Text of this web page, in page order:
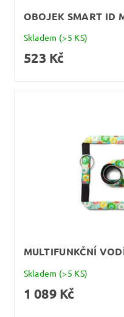
OBOJEK SMART ID
Skladem (>5 KS)
523 Kč
MULTIFUNKČNÍ
Skladem (>5 KS)
1 089 Kč